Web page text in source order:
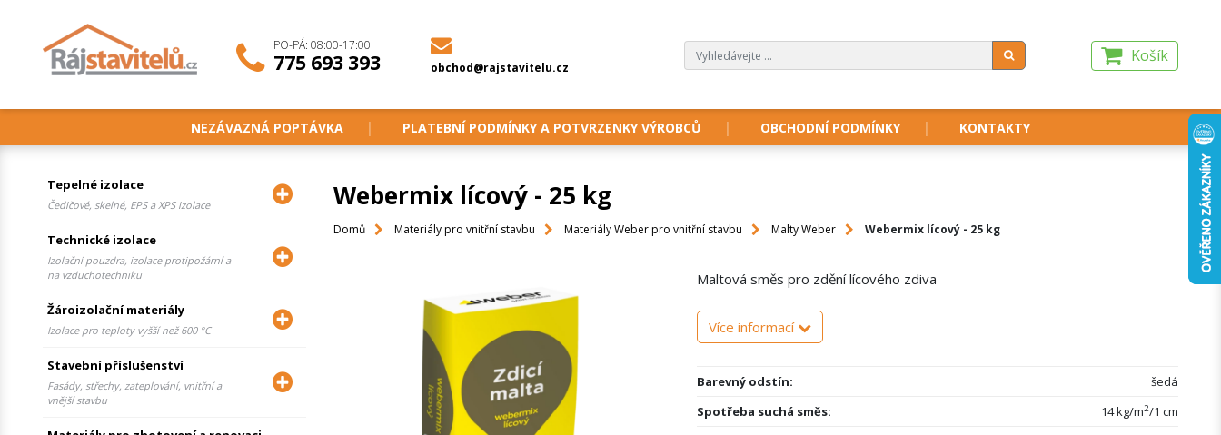
PO-PÁ: 08:00-17:00
775 693 393 obchod@rajstavitelu.cz
Košík
NEZÁVAZNÁ POPTÁVKA PLATEBNÍ PODMÍNKY A POTVRZENKY VÝROBCŮ OBCHODNÍ PODMÍNKY KONTAKTY
Tepelné izolace
Čedičové, skelné, EPS a XPS izolace
Technické izolace
Izolační pouzdra, izolace protipožární a
na vzduchotechniku
Žároizolační materiály
Izolace pro teploty vyšší než 600 °C
Stavební příslušenství
Fasády, střechy, zateplování, vnitřní a
vnější stavbu
Webermix lícový - 25 kg
Domů Materiály pro vnitřní stavbu Materiály Weber pro vnitřní stavbu Malty Weber Webermix lícový - 25 kg
Maltová směs pro zdění lícového zdiva
Více informací
Barevný odstín:
šedá
Spotřeba suchá směs:
14 kg/m2/1 cm